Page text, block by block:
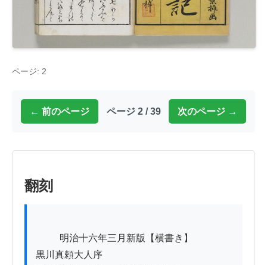
ページ: 2
← 前のページ ページ 2 / 39 次のページ →
翻刻
黒川真頼大人序